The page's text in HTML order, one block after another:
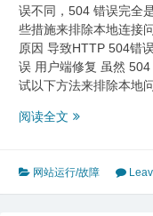
误不同，504 错误完全
些措施来排除本地连接
原因 导致HTTP 504错
误 用户端修复 虽然
试以下方法来排除本地
阅读全文 访
站
网站运行/故障